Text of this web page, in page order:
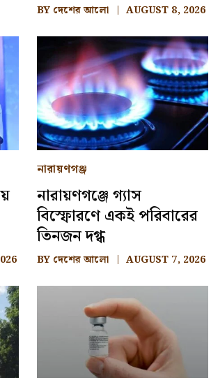
BY দেশের আলো AUGUST 8, 2026
নারায়ণগঞ্জ
নারায়ণগঞ্জে গ্যাস
বিস্ফোরণে একই পরিবারের
তিনজন দগ্ধ
BY দেশের আলো AUGUST 7, 2026